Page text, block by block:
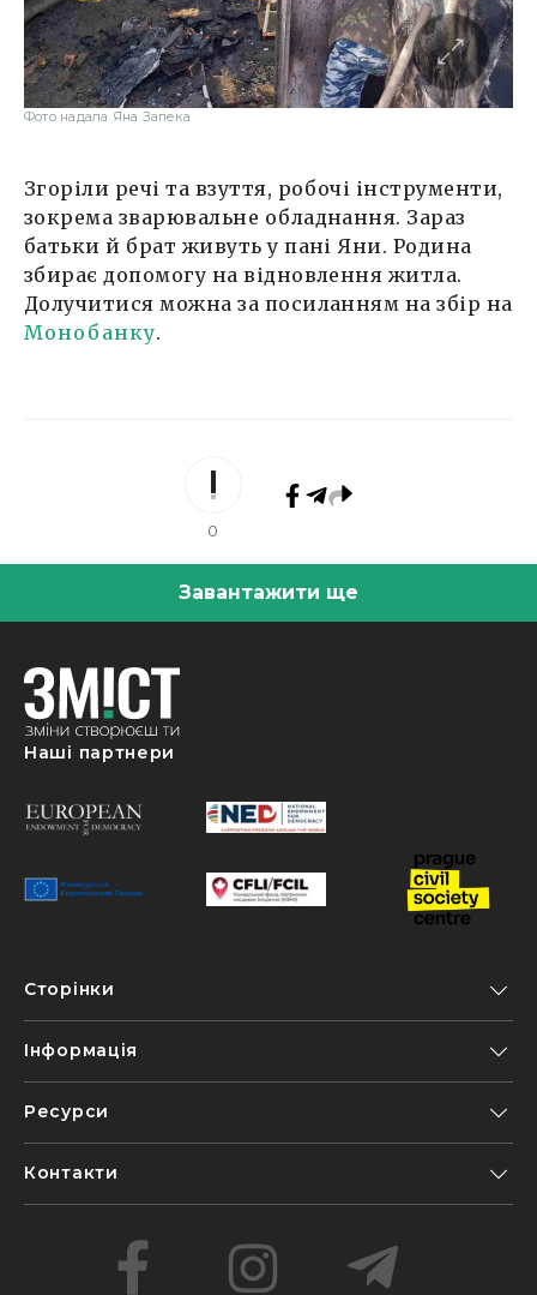
Фото надала Яна Запека
Згоріли речі та взуття, робочі інструменти,
зокрема зварювальне обладнання. Зараз
батьки й брат живуть у пані Яни. Родина
збирає допомогу на відновлення житла.
Долучитися можна за посиланням на збір на
Монобанку.
0
Завантажити ще
Наші партнери
Сторінки
Інформація
Ресурси
Контакти